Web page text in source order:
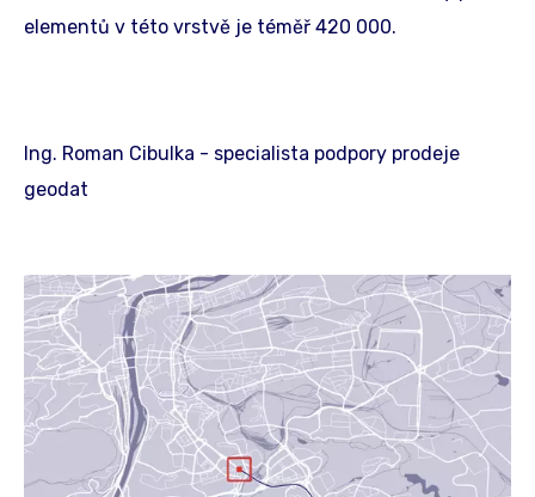
elementů v této vrstvě je téměř 420 000.
Ing. Roman Cibulka - specialista podpory prodeje
geodat